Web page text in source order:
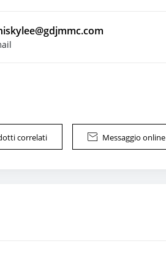
correlati  Messaggio online